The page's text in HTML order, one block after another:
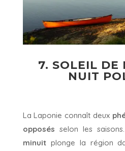
7. SOLEIL DE
NUIT
La Laponie connaît deux
opposés selon les
minuitplonge la région